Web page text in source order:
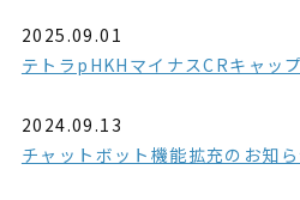
2025.09.01
テトラpHKHマイナスCRキャッ
2024.09.13
チャットボット機能拡充のお知